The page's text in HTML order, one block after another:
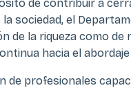
de contribuir a
la sociedad, el
de la riqueza como
hacia el
de profesionales